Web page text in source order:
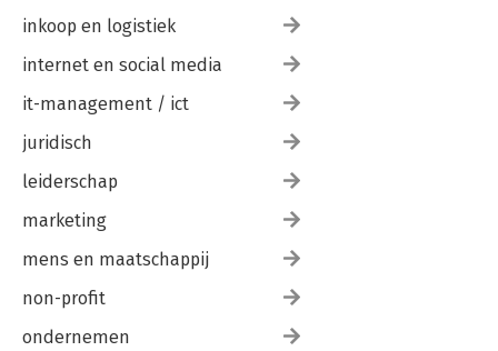
inkoop en logistiek
internet en social media
it-management / ict
juridisch
leiderschap
marketing
mens en maatschappij
non-profit
ondernemen